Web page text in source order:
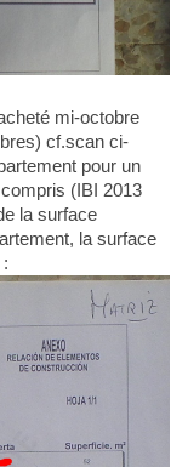
mi-octobre
cf.scan ci-
pour un
(IBI 2013
la surface
la surface